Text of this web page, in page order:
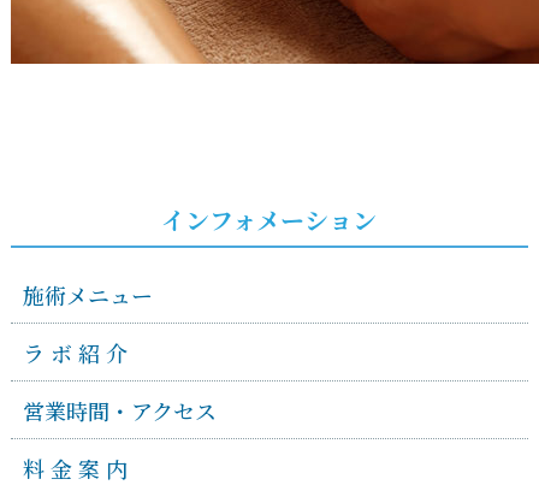
インフォメーション
施術メニュー
ラ ボ 紹 介
営業時間・アクセス
料 金 案 内